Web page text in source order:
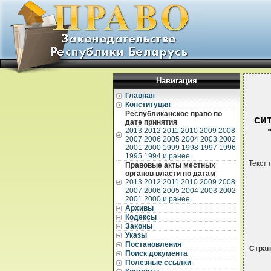
Навигация
Главная
Конституция
Республиканское право по
дате принятия
2013 2012 2011 2010 2009 2008
2007 2006 2005 2004 2003 2002
2001 2000 1999 1998 1997 1996
1995 1994 и ранее
Правовые акты местных
органов власти по датам
2013 2012 2011 2010 2009 2008
2007 2006 2005 2004 2003 2002
2001 2000 и ранее
Архивы
Кодексы
Законы
Указы
Постановления
Поиск документа
Полезные ссылки
Текст